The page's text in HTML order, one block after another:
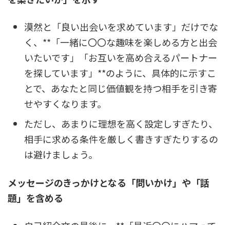
漠然と「良い出会いを求めています」だけでな
く、**「一緒に〇〇な趣味を楽しめる方と出会
いたいです」「お互いを高め合えるパートナー
を探しています」**のように、具体的に示すこ
とで、あなたと同じ価値観を持つ相手を引き寄
せやすくなります。
ただし、あまりに理想を高く設定しすぎたり、
相手に求める条件を厳しく書きすぎたりするの
は避けましょう。
メッセージのきっかけとなる「問いかけ」や「話
題」を含める